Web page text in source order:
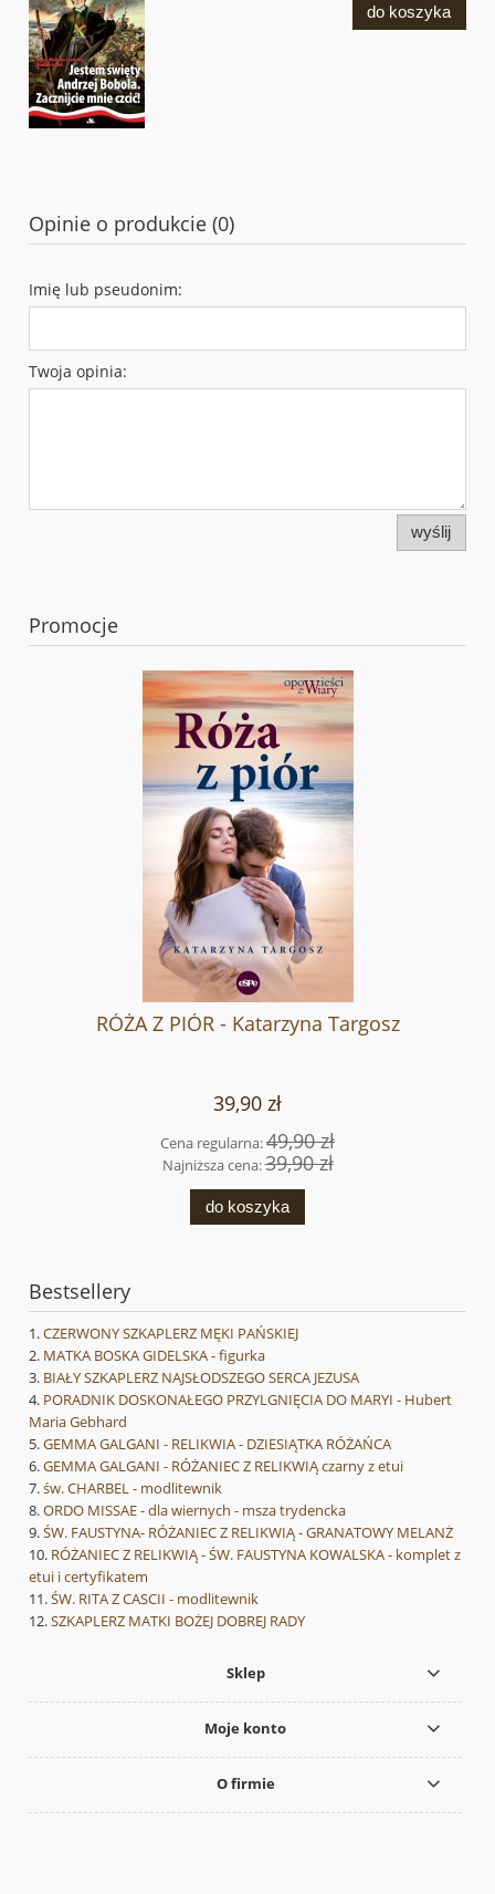
do koszyka
Opinie o produkcie (0)
Imię lub pseudonim:
Twoja opinia:
wyślij
Promocje
RÓŻA Z PIÓR - Katarzyna Targosz
39,90 zł
Cena regularna:49,90 zł
Najniższa cena:39,90 zł
do koszyka
Bestsellery
CZERWONY SZKAPLERZ MĘKI PAŃSKIEJ
MATKA BOSKA GIDELSKA - figurka
BIAŁY SZKAPLERZ NAJSŁODSZEGO SERCA JEZUSA
PORADNIK DOSKONAŁEGO PRZYLGNIĘCIA DO MARYI - Hubert
Maria Gebhard
GEMMA GALGANI - RELIKWIA - DZIESIĄTKA RÓŻAŃCA
GEMMA GALGANI - RÓŻANIEC Z RELIKWIĄ czarny z etui
św. CHARBEL - modlitewnik
ORDO MISSAE - dla wiernych - msza trydencka
ŚW. FAUSTYNA- RÓŻANIEC Z RELIKWIĄ - GRANATOWY MELANŻ
RÓŻANIEC Z RELIKWIĄ - ŚW. FAUSTYNA KOWALSKA - komplet z
etui i certyfikatem
ŚW. RITA Z CASCII - modlitewnik
SZKAPLERZ MATKI BOŻEJ DOBREJ RADY
Sklep
Moje konto
O firmie